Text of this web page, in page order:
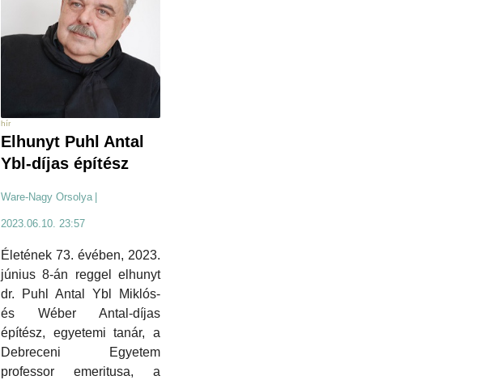
hír
Elhunyt Puhl Antal
Ybl-díjas építész
Ware-Nagy Orsolya
2023.06.10. 23:57
Életének 73. évében, 2023.
június 8-án reggel elhunyt
dr. Puhl Antal Ybl Miklós-
és Wéber Antal-díjas
építész, egyetemi tanár, a
Debreceni Egyetem
professor emeritusa, a